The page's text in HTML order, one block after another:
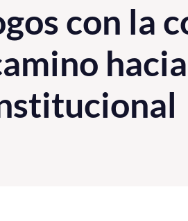
con la